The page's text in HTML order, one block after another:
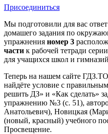
Присоединиться
Мы подготовили для вас
домашего задания по
упражнения номер 3
части к рабочей тетради
для учащихся школ и
Теперь на нашем сайте
найдёте условие с
решить ДЗ» и «Как сделать»
упражнению №3 (с. 51),
Анатольевич), Новицкая
(новый, красный) учебного
Просвещение.